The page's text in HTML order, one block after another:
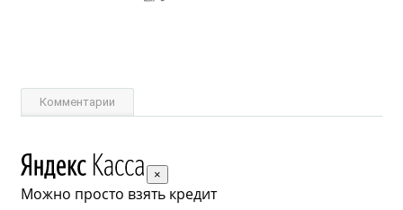
Комментарии
×
Можно просто взять кредит